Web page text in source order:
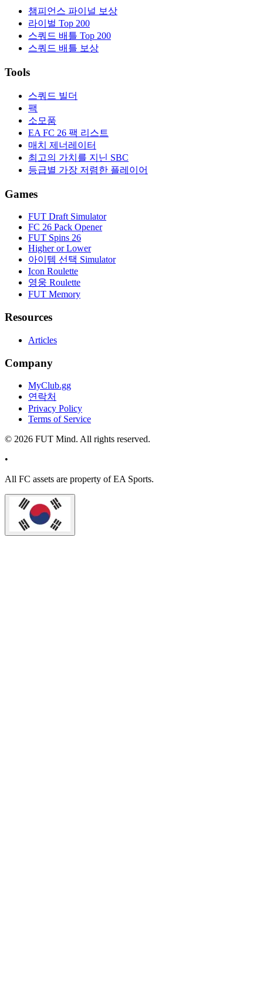
챔피언스 파이널 보상
라이벌 Top 200
스쿼드 배틀 Top 200
스쿼드 배틀 보상
Tools
스쿼드 빌더
팩
소모품
EA FC 26 팩 리스트
매치 제너레이터
최고의 가치를 지닌 SBC
등급별 가장 저렴한 플레이어
Games
FUT Draft Simulator
FC 26 Pack Opener
FUT Spins 26
Higher or Lower
아이템 선택 Simulator
Icon Roulette
영웅 Roulette
FUT Memory
Resources
Articles
Company
MyClub.gg
연락처
Privacy Policy
Terms of Service
© 2026 FUT Mind. All rights reserved.
•
All FC assets are property of EA Sports.